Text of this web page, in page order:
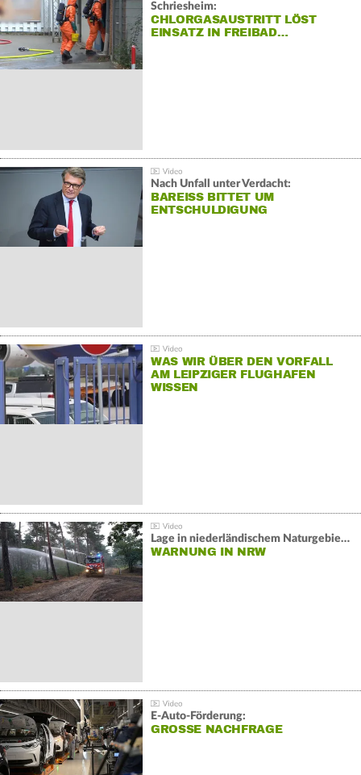
Schriesheim:
CHLORGASAUSTRITT LÖST
EINSATZ IN FREIBAD…
Nach Unfall unter Verdacht:
BAREISS BITTET UM E
NTSCHULDIGUNG
WAS WIR ÜBER DEN VORFALL
AM LEIPZIGER FLUGHAFEN
WISSEN
Lage in niederländischem Naturgebiet stabil
WARNUNG IN NRW
E-Auto-Förderung:
GROSSE NACHFRAGE